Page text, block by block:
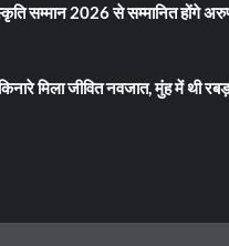
सम्मान 2026 से सम्मानित होंगे
मिला जीवित नवजात, मुंह में थी